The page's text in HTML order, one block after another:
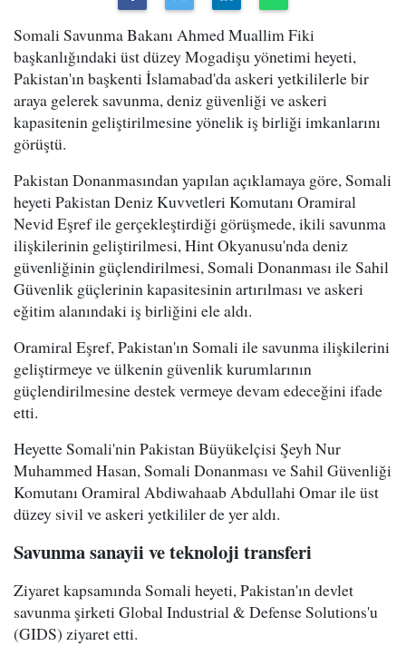
Somali Savunma Bakanı Ahmed Muallim Fiki
başkanlığındaki üst düzey Mogadişu yönetimi heyeti,
Pakistan'ın başkenti İslamabad'da askeri yetkililerle bir
araya gelerek savunma, deniz güvenliği ve askeri
kapasitenin geliştirilmesine yönelik iş birliği imkanlarını
görüştü.
Pakistan Donanmasından yapılan açıklamaya göre, Somali
heyeti Pakistan Deniz Kuvvetleri Komutanı Oramiral
Nevid Eşref ile gerçekleştirdiği görüşmede, ikili savunma
ilişkilerinin geliştirilmesi, Hint Okyanusu'nda deniz
güvenliğinin güçlendirilmesi, Somali Donanması ile Sahil
Güvenlik güçlerinin kapasitesinin artırılması ve askeri
eğitim alanındaki iş birliğini ele aldı.
Oramiral Eşref, Pakistan'ın Somali ile savunma ilişkilerini
geliştirmeye ve ülkenin güvenlik kurumlarının
güçlendirilmesine destek vermeye devam edeceğini ifade
etti.
Heyette Somali'nin Pakistan Büyükelçisi Şeyh Nur
Muhammed Hasan, Somali Donanması ve Sahil Güvenliği
Komutanı Oramiral Abdiwahaab Abdullahi Omar ile üst
düzey sivil ve askeri yetkililer de yer aldı.
Savunma sanayii ve teknoloji transferi
Ziyaret kapsamında Somali heyeti, Pakistan'ın devlet
savunma şirketi Global Industrial & Defense Solutions'u
(GIDS) ziyaret etti.